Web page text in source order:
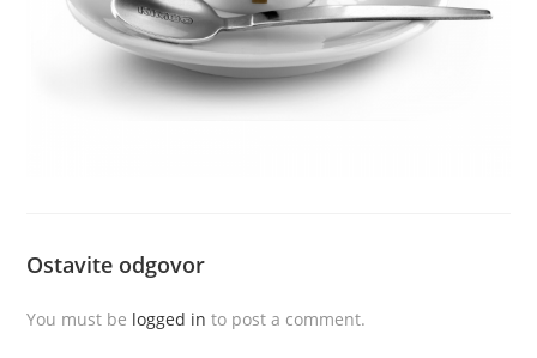
Ostavite odgovor
You must be logged in to post a comment.